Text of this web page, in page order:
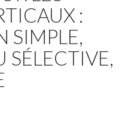
:
SIMPLE,
SÉLECTIVE,